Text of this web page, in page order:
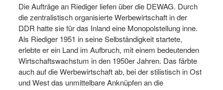
Die Aufträge an Riediger liefen über die DEWAG. Durch
die zentralistisch organisierte Werbewirtschaft in der
DDR hatte sie für das Inland eine Monopolstellung inne.
Als Riediger 1951 in seine Selbständigkeit startete,
erlebte er ein Land im Aufbruch, mit einem bedeutenden
Wirtschaftswachstum in den 1950er Jahren. Das färbte
auch auf die Werbewirtschaft ab, bei der stilistisch in Ost
und West das unmittelbare Anknüpfen an die